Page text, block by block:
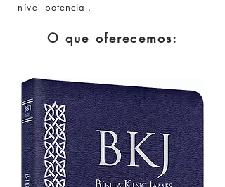
nível potencial.
O que oferecemos: